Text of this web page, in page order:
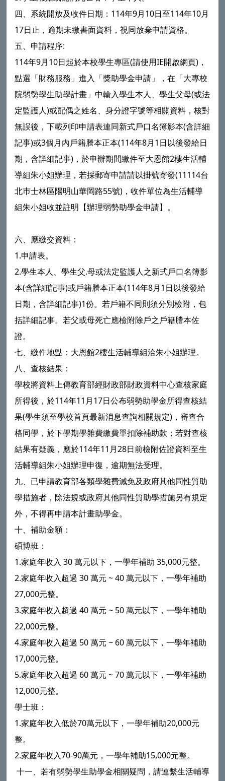
四、系統開放及收件日期：114年9月10日至114年10月
17日止，逾期未繳書面資料，視同放棄申請資格。
五、申請程序:
114年9月10日起於本校學生專區(請使用IE開啟網頁)，
點選「財務服務」進入「獎助學金申請」，在「大專校
院弱勢學生助學計畫」中輸入學生本人、學生父母(或法
定監護人)或配偶之姓名、身分證字號等相關資料，核對
無誤後，下載列印申請表連同新式戶口名簿影本(含詳細
記事)或3個月內戶籍謄本正本(114年8月1日以後發給日
期，含詳細記事)，於申辦期間繳件至大恩館2樓生活輔
導組朱小姐辦理，若採郵寄申請請以掛號寄發(11114台
北巿士林區陽明山華岡路55號)，收件單位為生活輔導
組朱小姐收並註明【辦理弱勢助學金申請】。
六、應繳交資料：
1.申請表。
2.學生本人、學生父.母或法定監護人之新式戶口名簿影
本(含詳細記事)或戶籍謄本正本(114年8月1日以後發給
日期，含詳細記事)1份。若戶籍不同則須分別檢附，包
括詳細記事。若父或母死亡應檢附除戶之戶籍謄本佐
證。
七、繳件地點：大恩館2樓生活輔導組洽朱小姐辦理。
八、查核結果：
學校將資料上傳教育部經財政部財政資料中心查核家庭
所得後，於114年11月17日公布弱勢助學金所得查核結
果(學生須至學校首頁最新消息查詢相關規定)，審查合
格同學，於下學期學雜費繳費單扣除補助款；若對查核
結果有疑義，應於114年11月28日前檢附佐證資料至生
活輔導組朱小姐辦理申復，逾期無法受理。
九、已申請教育部各類學雜費減免及政府其他同性質助
學措施者，除法規或政府其他同性質助學措施另有規定
外，不得再申請本計畫助學金。
十、補助金額：
碩博班：
1.家庭年收入 30 萬元以下，一學年補助 35,000元整。
2.家庭年收入超過 30 萬元 ~ 40 萬元以下，一學年補助
27,000元整。
3.家庭年收入超過 40 萬元 ~ 50 萬元以下，一學年補助
22,000元整。
4.家庭年收入超過 50 萬元 ~ 60 萬元以下，一學年補助
17,000元整。
5.家庭年收入超過 60 萬元 ~ 70 萬元以下，一學年補助
12,000元整。
學士班：
1.家庭年收入低於70萬元以下，一學年補助20,000元
整。
2.家庭年收入70-90萬元，一學年補助15,000元整。
十一、若有弱勢學生助學金相關疑問，請連繫生活輔導